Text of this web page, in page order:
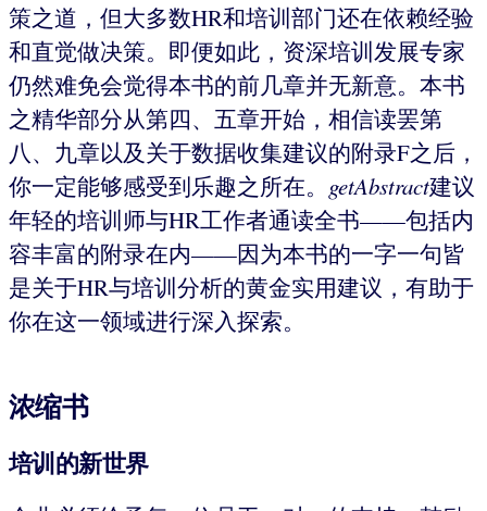
策之道，但大多数HR和培训部门还在依赖经验
和直觉做决策。即便如此，资深培训发展专家
仍然难免会觉得本书的前几章并无新意。本书
之精华部分从第四、五章开始，相信读罢第
八、九章以及关于数据收集建议的附录F之后，
你一定能够感受到乐趣之所在。 getAbstract建议
年轻的培训师与HR工作者通读全书——包括内
容丰富的附录在内——因为本书的一字一句皆
是关于HR与培训分析的黄金实用建议，有助于
你在这一领域进行深入探索。
浓缩书
培训的新世界